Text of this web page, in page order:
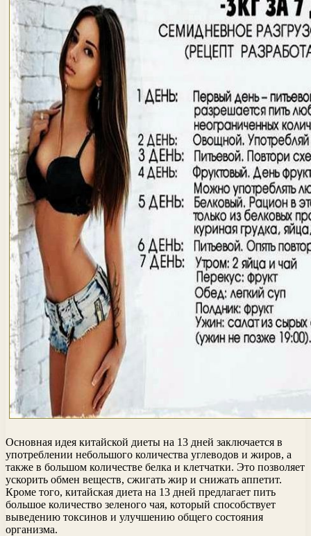
Основная идея китайской диеты на 13 дней заключается в
употреблении небольшого количества углеводов и жиров, а
также в большом количестве белка и клетчатки. Это позволяет
ускорить обмен веществ, сжигать жир и снижать аппетит.
Кроме того, китайская диета на 13 дней предлагает пить
большое количество зеленого чая, который способствует
выведению токсинов и улучшению общего состояния
организма.